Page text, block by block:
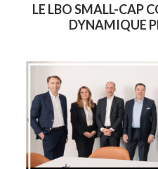
LE LBO SMALL-CAP
DYNAMIQUE